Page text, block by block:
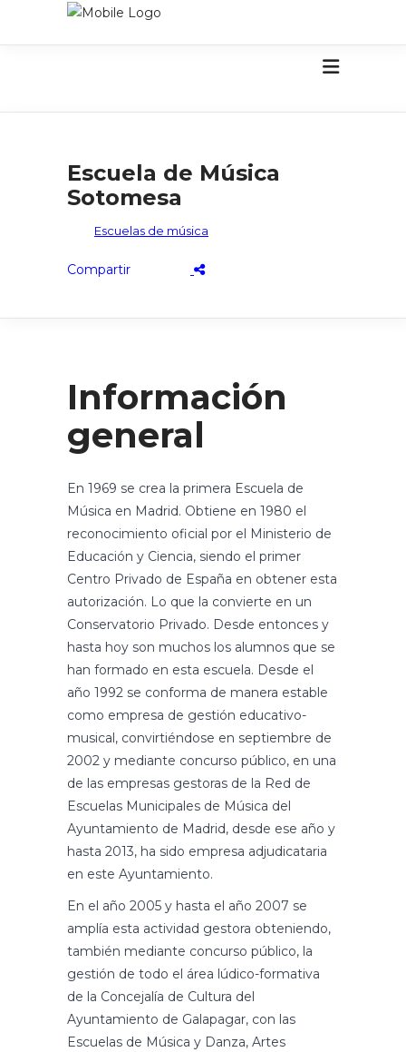
Escuela de Música
Sotomesa
Escuelas de música
Información
general
En 1969 se crea la primera Escuela de
Música en Madrid. Obtiene en 1980 el
reconocimiento oficial por el Ministerio de
Educación y Ciencia, siendo el primer
Centro Privado de España en obtener esta
autorización. Lo que la convierte en un
Conservatorio Privado. Desde entonces y
hasta hoy son muchos los alumnos que se
han formado en esta escuela. Desde el
año 1992 se conforma de manera estable
como empresa de gestión educativo-
musical, convirtiéndose en septiembre de
2002 y mediante concurso público, en una
de las empresas gestoras de la Red de
Escuelas Municipales de Música del
Ayuntamiento de Madrid, desde ese año y
hasta 2013, ha sido empresa adjudicataria
en este Ayuntamiento.
En el año 2005 y hasta el año 2007 se
amplía esta actividad gestora obteniendo,
también mediante concurso público, la
gestión de todo el área lúdico-formativa
de la Concejalía de Cultura del
Ayuntamiento de Galapagar, con las
Escuelas de Música y Danza, Artes